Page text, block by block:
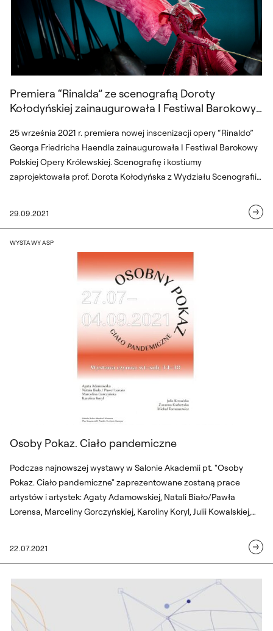
Premiera “Rinalda” ze scenografią Doroty
Kołodyńskiej zainaugurowała I Festiwal Barokowy
25 września 2021 r. premiera nowej inscenizacji opery “Rinaldo”
Georga Friedricha Haendla zainaugurowała I Festiwal Barokowy
Polskiej Opery Królewskiej. Scenografię i kostiumy
zaprojektowała prof. Dorota Kołodyńska z Wydziału Scenografii
29.09.2021
Osoby Pokaz. Ciało pandemiczne
WYSTAWY ASP
Osoby Pokaz. Ciało pandemiczne
Podczas najnowszej wystawy w Salonie Akademii pt. "Osoby
Pokaz. Ciało pandemiczne" zaprezentowane zostaną prace
artystów i artystek: Agaty Adamowskiej, Natali Biało/Pawła
Lorensa, Marceliny Gorczyńskiej, Karoliny Koryl, Julii Kowalskiej,
ciało z czułością" jak na "nośnik bytu, energii". Wystawa w Salonie
22.07.2021
Horyzonty zdarzeń wirtualnych.